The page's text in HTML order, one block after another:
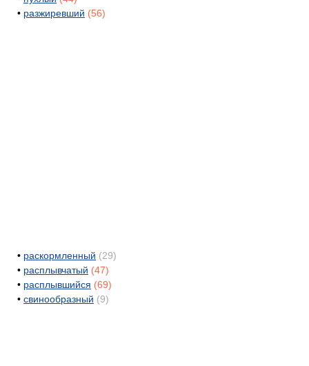
• разжиревший (56)
• раскормленный (29)
• расплывчатый (47)
• расплывшийся (69)
• свинообразный (9)